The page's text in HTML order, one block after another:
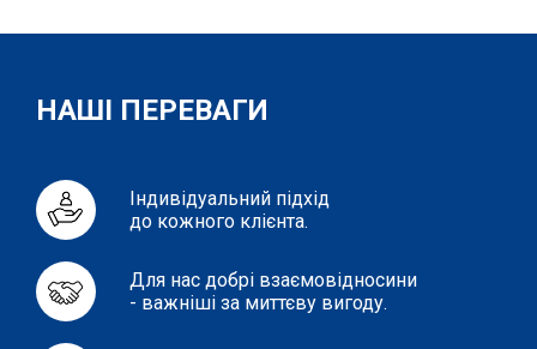
НАШІ ПЕРЕВАГИ
Індивідуальний підхід
до кожного клієнта.
Для нас добрі взаємовідносини
- важніші за миттєву вигоду.